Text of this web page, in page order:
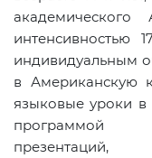
академического
интенсивностью
индивидуальным
в Американскую
языковые уроки
программой